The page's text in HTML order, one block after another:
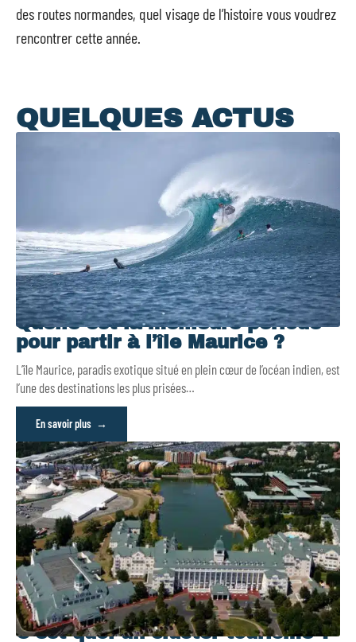
des routes normandes, quel visage de l’histoire vous voudrez
rencontrer cette année.
QUELQUES ACTUS
Quelle est la meilleure période
pour partir à l’île Maurice ?
L’île Maurice, paradis exotique situé en plein cœur de l’océan indien, est
l’une des destinations les plus prisées…
En savoir plus
C’est quoi un cluster tourisme ?